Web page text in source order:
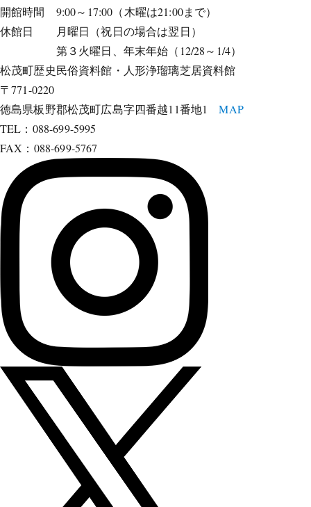
開館時間 9:00～17:00（木曜は21:00まで）
休館日 月曜日（祝日の場合は翌日）
第３火曜日、年末年始（12/28～1/4）
松茂町歴史民俗資料館・人形浄瑠璃芝居資料館
〒771-0220
徳島県板野郡松茂町広島字四番越11番地1MAP
TEL：088-699-5995
FAX：088-699-5767